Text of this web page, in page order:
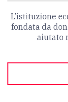
L’istituzione
fondata da
aiutato